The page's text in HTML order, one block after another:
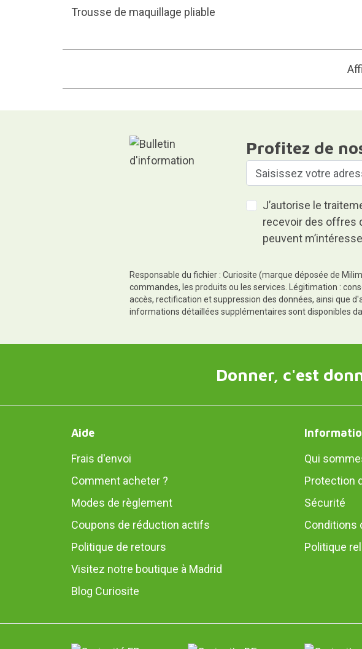
Trousse de maquillage pliable
Profitez de
J’autorise le
recevoir des offres
peuvent
Responsable du fichier : Curiosite (marque déposée de
commandes, les produits ou les services. Légitimation :
accès, rectification et suppression des données, ainsi que
informations détaillées supplémentaires sont disponibles
Donner, c'est
Aide
Frais d'envoi
Comment acheter ?
Modes de règlement
Coupons de réduction actifs
Politique de retours
Visitez notre boutique à Madrid
Blog Curiosite
Qui
Protection
Sécurité
Conditions
Politique